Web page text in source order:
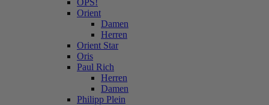
OPS!
Orient
Damen
Herren
Orient Star
Oris
Paul Rich
Herren
Damen
Philipp Plein